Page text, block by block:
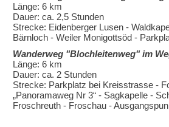
Länge: 6 km
Dauer: ca. 2,5 Stunden
Strecke: Eidenberger Lusen -
Bärnloch - Weiler Monigottsöd -
Wanderweg "Blochleitenweg" im
Länge: 6 km
Dauer: ca. 2 Stunden
Strecke: Parkplatz bei Kreisstrasse -
„Panoramaweg Nr 3“ - Sagkapelle -
Froschreuth - Froschau -